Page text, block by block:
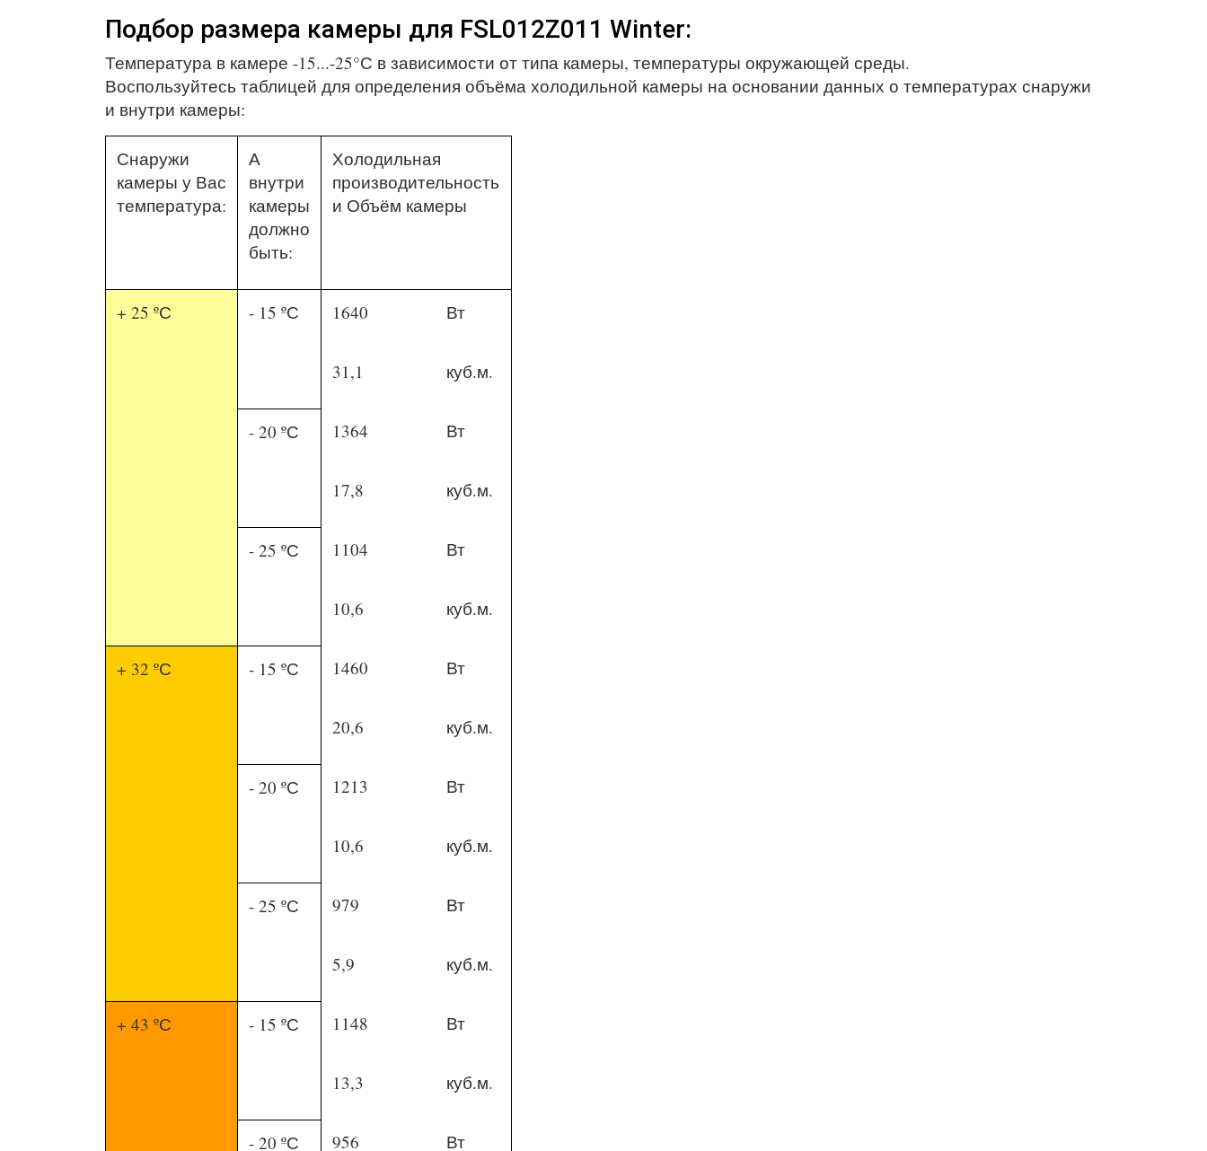
Подбор размера камеры для FSL012Z011 Winter:
Температура в камере -15...-25°С в зависимости от типа камеры, температуры окружающей среды.
Воспользуйтесь таблицей для определения объёма холодильной камеры на основании данных о температурах снаружи
и внутри камеры:
Снаружи
камеры у Вас
температура:
А
внутри
камеры
должно
быть:
Холодильная
производительность
и Объём камеры
+ 25 ºС - 15 ºС 1640 Вт
31,1 куб.м.
- 20 ºС 1364 Вт
17,8 куб.м.
- 25 ºС 1104 Вт
10,6 куб.м.
+ 32 ºС - 15 ºС 1460 Вт
20,6 куб.м.
- 20 ºС 1213 Вт
10,6 куб.м.
- 25 ºС 979 Вт
5,9 куб.м.
+ 43 ºС - 15 ºС 1148 Вт
13,3 куб.м.
- 20 ºС 956 Вт